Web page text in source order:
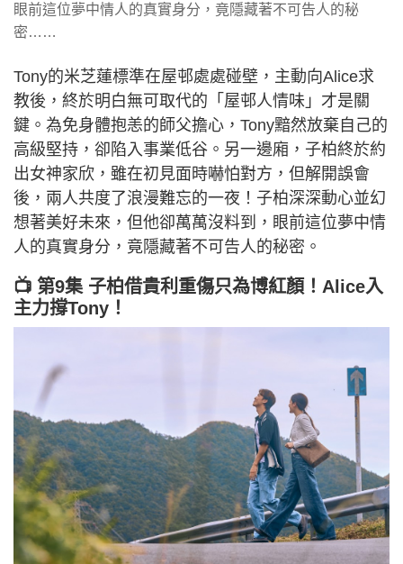
眼前這位夢中情人的真實身分，竟隱藏著不可告人的秘
密……
Tony的米芝蓮標準在屋邨處處碰壁，主動向Alice求
教後，終於明白無可取代的「屋邨人情味」才是關
鍵。為免身體抱恙的師父擔心，Tony黯然放棄自己的
高級堅持，卻陷入事業低谷。另一邊廂，子柏終於約
出女神家欣，雖在初見面時嚇怕對方，但解開誤會
後，兩人共度了浪漫難忘的一夜！子柏深深動心並幻
想著美好未來，但他卻萬萬沒料到，眼前這位夢中情
人的真實身分，竟隱藏著不可告人的秘密。
📺 第9集 子柏借貴利重傷只為博紅顏！Alice入
主力撐Tony！